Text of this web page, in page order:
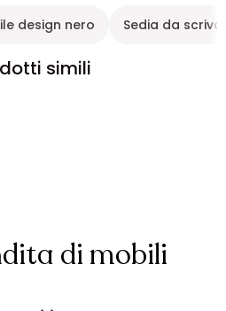
design nero Sedia da
simili
di mobili